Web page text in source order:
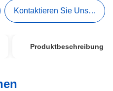
Kontaktieren Sie Uns Jetzt
Produktbeschreibung